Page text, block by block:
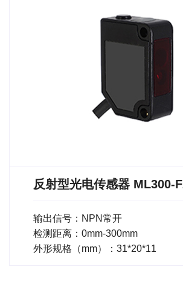
反射型光电传感器 ML300-
输出信号：NPN常开
检测距离：0mm-300mm
外形规格（mm）：31*20*11